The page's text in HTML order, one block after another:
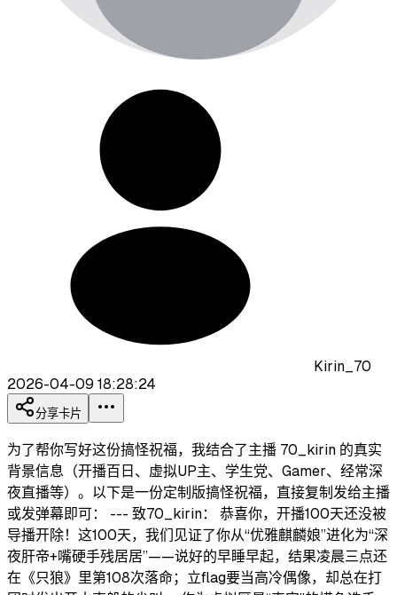
Kirin_70
2026-04-09 18:28:24
分享卡片
为了帮你写好这份搞怪祝福，我结合了主播 70_kirin 的真实
背景信息（开播百日、虚拟UP主、学生党、Gamer、经常深
夜直播等）。以下是一份定制版搞怪祝福，直接复制发给主播
或发弹幕即可： --- 致70_kirin： 恭喜你，开播100天还没被
导播开除！这100天，我们见证了你从“优雅麒麟娘”进化为“深
夜肝帝+嘴硬手残居居”——说好的早睡早起，结果凌晨三点还
在《只狼》里第108次落命；立flag要当高冷偶像，却总在打